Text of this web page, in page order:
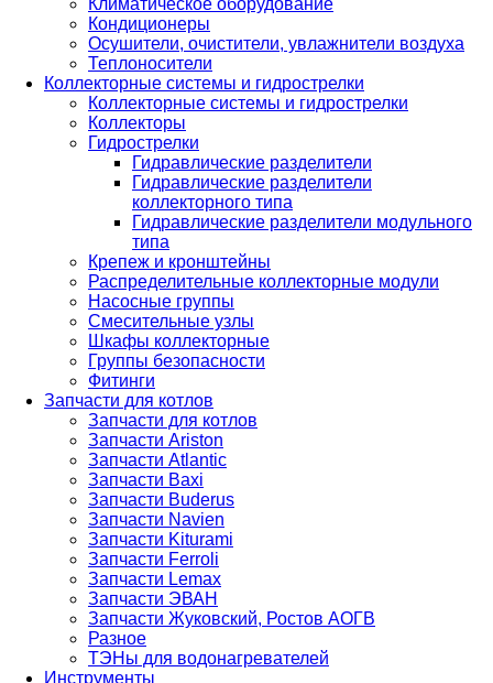
Климатическое оборудование
Кондиционеры
Осушители, очистители, увлажнители воздуха
Теплоносители
Коллекторные системы и гидрострелки
Коллекторные системы и гидрострелки
Коллекторы
Гидрострелки
Гидравлические разделители
Гидравлические разделители
коллекторного типа
Гидравлические разделители модульного
типа
Крепеж и кронштейны
Распределительные коллекторные модули
Насосные группы
Смесительные узлы
Шкафы коллекторные
Группы безопасности
Фитинги
Запчасти для котлов
Запчасти для котлов
Запчасти Ariston
Запчасти Atlantic
Запчасти Baxi
Запчасти Buderus
Запчасти Navien
Запчасти Kiturami
Запчасти Ferroli
Запчасти Lemax
Запчасти ЭВАН
Запчасти Жуковский, Ростов АОГВ
Разное
ТЭНы для водонагревателей
Инструменты